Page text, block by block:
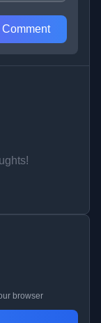
Comment
browser